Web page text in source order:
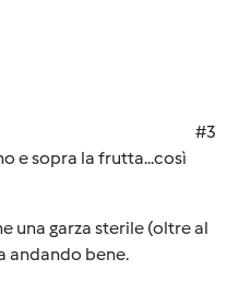
#3
e sopra la frutta...così
una garza sterile (oltre al
andando bene.